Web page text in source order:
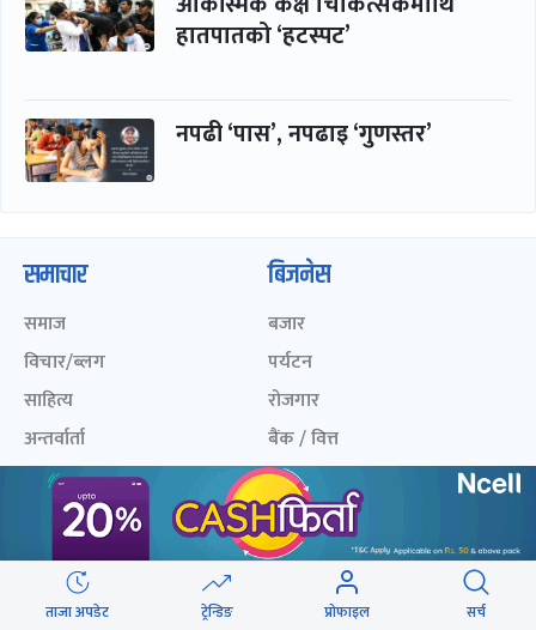
हातपातको ‘हटस्पट’
नपढी ‘पास’, नपढाइ ‘गुणस्तर’
ताजा अपडेट ट्रेन्डिङ प्रोफाइल सर्च
समाचार
समाज
विचार/ब्लग
साहित्य
अन्तर्वार्ता
खेलकुद़़
जीवनशैली/स्वास्थ्य
प्रवास
अन्तर्राष्ट्रिय
बिजनेस
बजार
पर्यटन
रोजगार
बैंक / वित्त
अटो
सूचना-प्रविधि